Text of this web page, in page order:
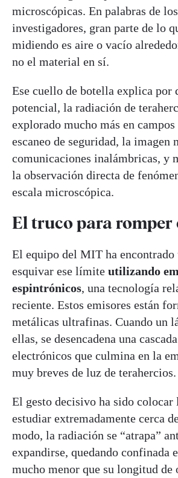
microscópicas. En palabras de
investigadores, gran parte de lo
midiendo es aire o vacío
no el material en sí.
Ese cuello de botella explica por
potencial, la radiación de
explorado mucho más en
escaneo de seguridad, la imagen
comunicaciones inalámbricas, y
la observación directa de
escala microscópica.
El truco para romper
El equipo del MIT ha encontrado
esquivar ese límite utilizando
espintrónicos, una tecnología
reciente. Estos emisores están
metálicas ultrafinas. Cuando un
ellas, se desencadena una
electrónicos que culmina en la
muy breves de luz de terahercios.
El gesto decisivo ha sido colocar
estudiar extremadamente cerca
modo, la radiación se “atrapa”
expandirse, quedando confinada
mucho menor que su longitud de